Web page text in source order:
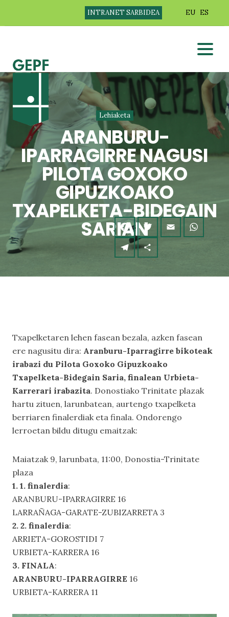
INTRANET SARBIDEA EU ES
Lehiaketa
ARANBURU-
IPARRAGIRRE NAGUSI
PILOTA GOXOKO
GIPUZKOAKO
TXAPELKETA-BIDEGAIN
SARIAN
Txapelketaren lehen fasean bezala, azken fasean
ere nagusitu dira: Aranburu-Iparragirre bikoteak
irabazi du Pilota Goxoko Gipuzkoako
Txapelketa-Bidegain Saria, finalean Urbieta-
Karrerari irabazita. Donostiako Trinitate plazak
hartu zituen, larunbatean, aurtengo txapelketa
berriaren finalerdiak eta finala. Ondorengo
lerroetan bildu ditugu emaitzak:
Maiatzak 9, larunbata, 11:00, Donostia-Trinitate
plaza
1. 1. finalerdia:
ARANBURU-IPARRAGIRRE 16
LARRAÑAGA-GARATE-ZUBIZARRETA 3
2. 2. finalerdia:
ARRIETA-GOROSTIDI 7
URBIETA-KARRERA 16
3. FINALA:
ARANBURU-IPARRAGIRRE 16
URBIETA-KARRERA 11